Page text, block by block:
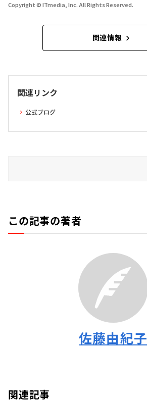
Copyright © ITmedia, Inc. All Rights Reserved.
関連情報
関連リンク
公式ブログ
この記事の著者
佐藤由紀子
関連記事